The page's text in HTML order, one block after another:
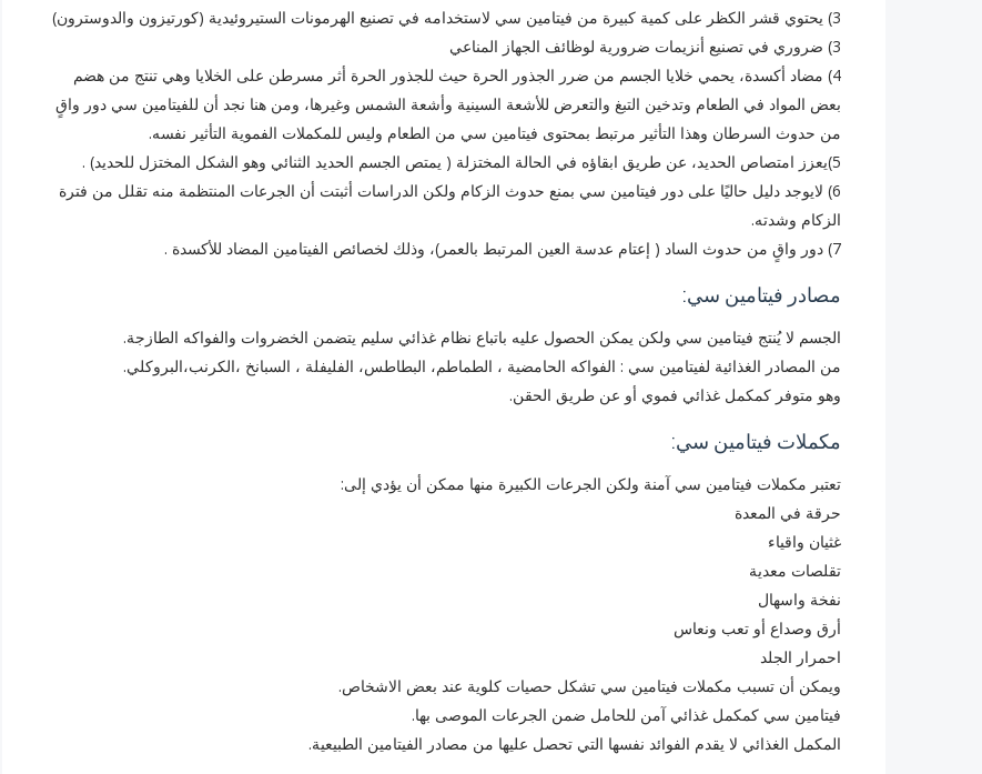
3) يحتوي قشر الكظر على كمية كبيرة من فيتامين سي لاستخدامه في تصنيع الهرمونات الستيروئيدية (كورتيزون والدوسترون)
3) ضروري في تصنيع أنزيمات ضرورية لوظائف الجهاز المناعي
4) مضاد أكسدة، يحمي خلايا الجسم من ضرر الجذور الحرة حيث للجذور الحرة أثر مسرطن على الخلايا وهي تنتج من هضم
بعض المواد في الطعام وتدخين التبغ والتعرض للأشعة السينية وأشعة الشمس وغيرها، ومن هنا نجد أن للفيتامين سي دور واقٍ
من حدوث السرطان وهذا التأثير مرتبط بمحتوى فيتامين سي من الطعام وليس للمكملات الفموية التأثير نفسه.
5)يعزز امتصاص الحديد، عن طريق ابقاؤه في الحالة المختزلة ( يمتص الجسم الحديد الثنائي وهو الشكل المختزل للحديد) .
6) لايوجد دليل حاليًا على دور فيتامين سي بمنع حدوث الزكام ولكن الدراسات أثبتت أن الجرعات المنتظمة منه تقلل من فترة
الزكام وشدته.
7) دور واقٍ من حدوث الساد ( إعتام عدسة العين المرتبط بالعمر)، وذلك لخصائص الفيتامين المضاد للأكسدة .
مصادر فيتامين سي:
الجسم لا يُنتج فيتامين سي ولكن يمكن الحصول عليه باتباع نظام غذائي سليم يتضمن الخضروات والفواكه الطازجة.
من المصادر الغذائية لفيتامين سي : الفواكه الحامضية ، الطماطم، البطاطس، الفليفلة ، السبانخ ،الكرنب،البروكلي.
وهو متوفر كمكمل غذائي فموي أو عن طريق الحقن.
مكملات فيتامين سي:
تعتبر مكملات فيتامين سي آمنة ولكن الجرعات الكبيرة منها ممكن أن يؤدي إلى:
حرقة في المعدة
غثيان واقياء
تقلصات معدية
نفخة واسهال
أرق وصداع أو تعب ونعاس
احمرار الجلد
ويمكن أن تسبب مكملات فيتامين سي تشكل حصيات كلوية عند بعض الاشخاص.
فيتامين سي كمكمل غذائي آمن للحامل ضمن الجرعات الموصى بها.
المكمل الغذائي لا يقدم الفوائد نفسها التي تحصل عليها من مصادر الفيتامين الطبيعية.